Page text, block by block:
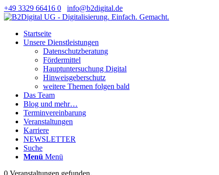
+49 3329 66416 0 info@b2digital.de
Startseite
Unsere Dienstleistungen
Datenschutzberatung
Fördermittel
Hauptuntersuchung Digital
Hinweisgeberschutz
weitere Themen folgen bald
Das Team
Blog und mehr…
Terminvereinbarung
Veranstaltungen
Karriere
NEWSLETTER
Suche
Menü Menü
0 Veranstaltungen gefunden.